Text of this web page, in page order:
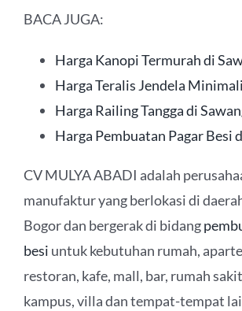
BACA JUGA:
Harga Kanopi Termurah di
Harga Teralis Jendela
Harga Railing Tangga di
Harga Pembuatan Pagar Besi
CV MULYA ABADI adalah
manufaktur yang berlokasi di
Bogor dan bergerak di bidang
besi untuk kebutuhan rumah,
restoran, kafe, mall, bar, rumah
kampus, villa dan tempat-tempat